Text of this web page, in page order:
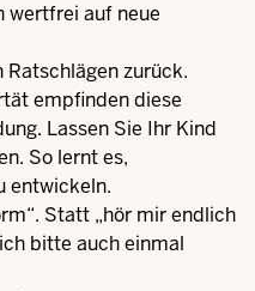
wertfrei auf neue
zurück.
empfinden diese
Lassen Sie Ihr Kind
So lernt es,
entwickeln.
Statt „hör mir endlich
bitte auch einmal